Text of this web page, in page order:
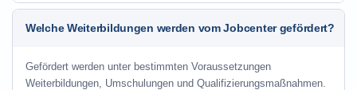
Welche Weiterbildungen werden vom Jobcenter gefördert?
Gefördert werden unter bestimmten Voraussetzungen
Weiterbildungen, Umschulungen und Qualifizierungsmaßnahmen.